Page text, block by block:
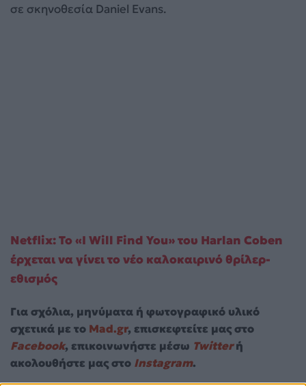
σε σκηνοθεσία Daniel Evans.
Netflix: Το «I Will Find You» του Harlan Coben
έρχεται να γίνει το νέο καλοκαιρινό θρίλερ-
εθισμός
Για σχόλια, μηνύματα ή φωτογραφικό υλικό
σχετικά με το Mad.gr, επισκεφτείτε μας στο
Facebook, επικοινωνήστε μέσω Twitterή
ακολουθήστε μας στο Instagram.